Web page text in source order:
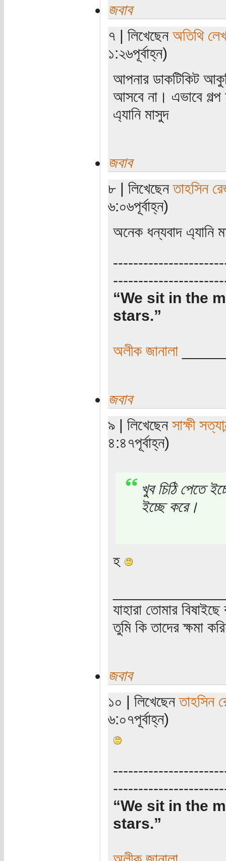
জবাব
৭ | লিখেছেন অতিথি
১:২৬পূর্বাহ্ন)
আপনার ডাকটিকিট
আসবে না। এভাবে গল্প
এ্যানি মাসুদ
জবাব
৮ | লিখেছেনতাহসিন
৬:০৬পূর্বাহ্ন)
অনেক ধন্যবাদ এ্যানি
“We sit in the
stars.”
অলীক জানালা
জবাব
৯ | লিখেছেন সাক্ষী
৪:৪৭পূর্বাহ্ন)
খুব চিঠি পেতে
ইচ্ছে করে।
হ
যাহারা তোমার
তুমি কি তাদের ক্ষমা
জবাব
১০ | লিখেছেনতাহসিন
৬:০৭পূর্বাহ্ন)
“We sit in the
stars.”